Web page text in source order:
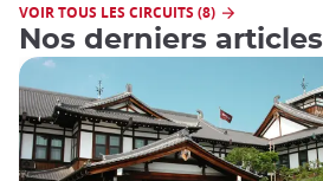
VOIR TOUS LES CIRCUITS (8)
Nos derniers articles